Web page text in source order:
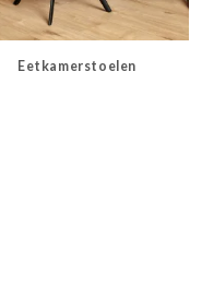
Eetkamerstoelen